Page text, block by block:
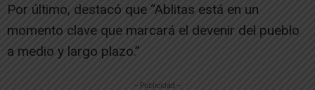
Por último, destacó que “Ablitas está en un
momento clave que marcará el devenir del pueblo
a medio y largo plazo.”
-- Publicidad --